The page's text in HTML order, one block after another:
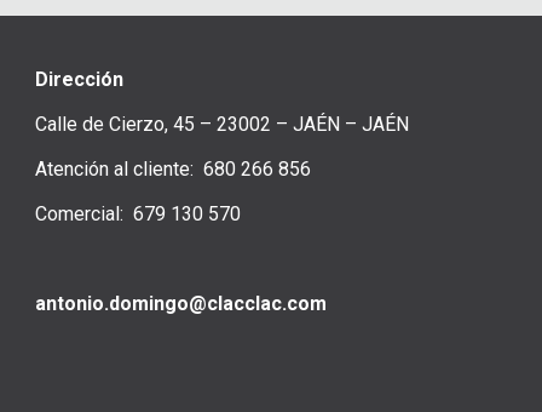
Dirección
Calle de Cierzo, 45 – 23002 – JAÉN – JAÉN
Atención al cliente: 680 266 856
Comercial: 679 130 570
antonio.domingo@clacclac.com